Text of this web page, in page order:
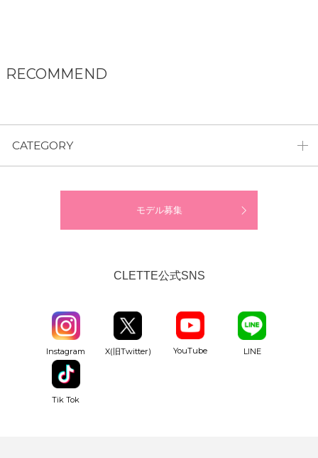
RECOMMEND
CATEGORY
モデル募集
CLETTE公式SNS
Instagram X(旧Twitter) YouTube LINE
Tik Tok